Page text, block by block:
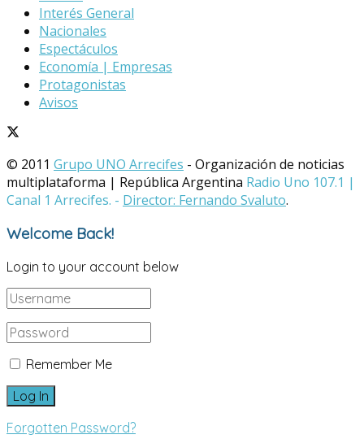
Interés General
Nacionales
Espectáculos
Economía | Empresas
Protagonistas
Avisos
© 2011 Grupo UNO Arrecifes - Organización de noticias
multiplataforma | República Argentina Radio Uno 107.1 |
Canal 1 Arrecifes. - Director: Fernando Svaluto.
Welcome Back!
Login to your account below
Remember Me
Forgotten Password?